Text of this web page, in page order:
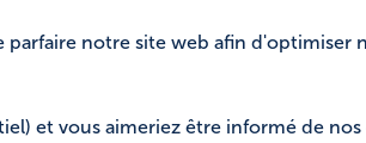
parfaire notre site web afin d'optimiser
et vous aimeriez être informé de